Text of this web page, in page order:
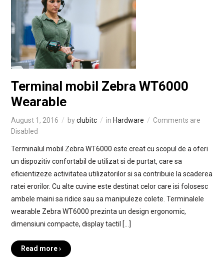
Terminal mobil Zebra WT6000
Wearable
August 1, 2016 byclubitc in Hardware
Comments are
Disabled
Terminalul mobil Zebra WT6000 este creat cu scopul de a oferi
un dispozitiv confortabil de utilizat si de purtat, care sa
eficientizeze activitatea utilizatorilor si sa contribuie la scaderea
ratei erorilor. Cu alte cuvine este destinat celor care isi folosesc
ambele maini sa ridice sau sa manipuleze colete. Terminalele
wearable Zebra WT6000 prezinta un design ergonomic,
dimensiuni compacte, display tactil […]
Read more ›